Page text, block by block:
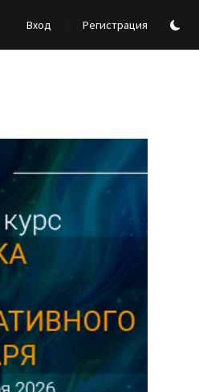
Вход Регистрация